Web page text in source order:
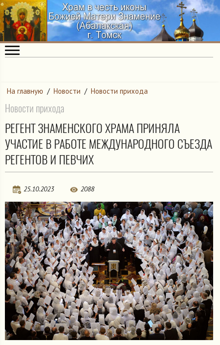
На главную / Новости / Новости прихода
Новости прихода
РЕГЕНТ ЗНАМЕНСКОГО ХРАМА ПРИНЯЛА
УЧАСТИЕ В РАБОТЕ МЕЖДУНАРОДНОГО СЪЕЗДА
РЕГЕНТОВ И ПЕВЧИХ
25.10.2023 2088